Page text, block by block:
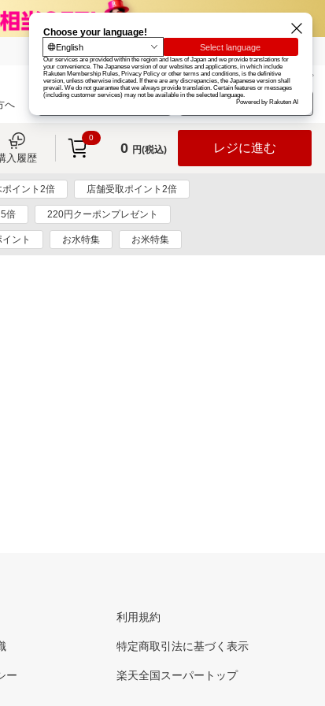
楽天グループ カード
お知らせ ヘルプ
へ ログイン
入履歴
0
0 円(税込) レジに進む
ポイント2倍 店舗受取ポイント2倍
倍 220円クーポンプレゼント
ント お水特集 お米特集
ー
利用規約
特定商取引法に基づく表示
楽天全国スーパートップ